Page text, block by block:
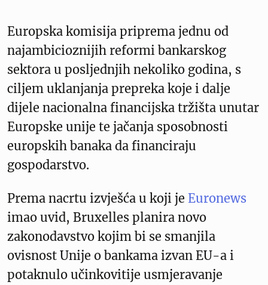
Europska komisija priprema jednu od
najambicioznijih reformi bankarskog
sektora u posljednjih nekoliko godina, s
ciljem uklanjanja prepreka koje i dalje
dijele nacionalna financijska tržišta unutar
Europske unije te jačanja sposobnosti
europskih banaka da financiraju
gospodarstvo.
Prema nacrtu izvješća u koji je Euronews
imao uvid, Bruxelles planira novo
zakonodavstvo kojim bi se smanjila
ovisnost Unije o bankama izvan EU-a i
potaknulo učinkovitije usmjeravanje